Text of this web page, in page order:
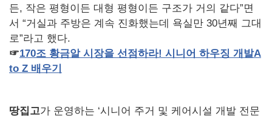
든, 작은 평형이든 대형 평형이든 구조가 거의 같다”면
서 “거실과 주방은 계속 진화했는데 욕실만 30년째 그대
로”라고 했다.
☞170조 황금알 시장을 선점하라! 시니어 하우징 개발A
to Z 배우기
땅집고가 운영하는 ‘시니어 주거 및 케어시설 개발 전문